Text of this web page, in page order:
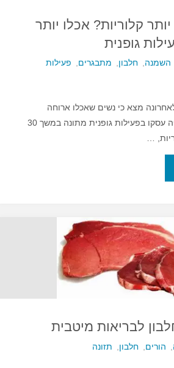
קלוריות? אכלו יותר
גופנית
השמנה, חלבון, מתבגרים, פעילות
מצא כי נשים שאכלו ארוחה
עשירה בחלבון ואחריה עסקו בפעילות גופנית מתונה במשך 30
…
לבריאות מיטבית
הורים חלבון תזונה